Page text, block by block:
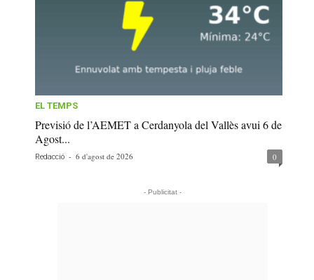
EL TEMPS
Previsió de l’AEMET a Cerdanyola del Vallès avui 6 de
Agost...
Redacció - 6 d'agost de 2026 0
- Publicitat -